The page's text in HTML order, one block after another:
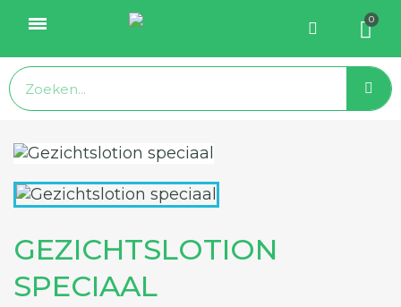
GEZICHTSLOTION
SPECIAAL